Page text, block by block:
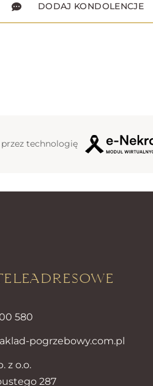
DODAJ KONDOLENCJE
przez technologię
580
pogrzebowy.com.pl
z o.o.
287